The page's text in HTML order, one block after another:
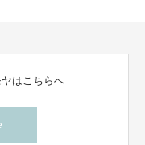
はこちらへ